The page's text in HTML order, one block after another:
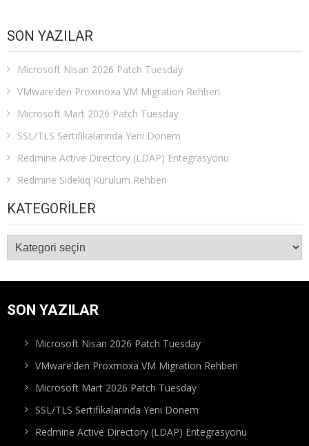
SON YAZILAR
Microsoft Nisan 2026 Patch Tuesday
VMware’den Proxmoxa VM Migration Rehberi
Microsoft Mart 2026 Patch Tuesday
SSL/TLS Sertifikalarında Yeni Dönem
Redmine Active Directory (LDAP) Entegrasyonu
Redmine Sidekiq Kurulum Rehberi
KATEGORILER
Kategoriler
SON YAZILAR
Microsoft Nisan 2026 Patch Tuesday
VMware’den Proxmoxa VM Migration Rehberi
Microsoft Mart 2026 Patch Tuesday
SSL/TLS Sertifikalarında Yeni Dönem
Redmine Active Directory (LDAP) Entegrasyonu